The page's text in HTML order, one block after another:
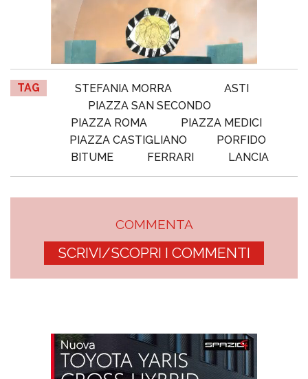
TAG STEFANIA MORRA
ASTI
PIAZZA SAN SECONDO
PIAZZA ROMA
PIAZZA MEDICI
PIAZZA CASTIGLIANO
PORFIDO
BITUME
FERRARI LANCIA
COMMENTA
SCRIVI/SCOPRI I COMMENTI